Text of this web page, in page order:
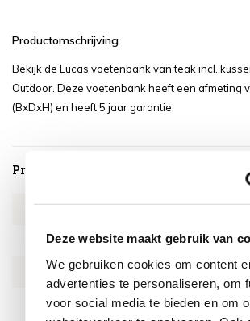
Deze website maakt gebruik van
We gebruiken cookies om content
advertenties te personaliseren, om
voor social media te bieden en om
Productomschrijving
Bekijk de Lucas voetenbank van teak incl.
Outdoor. Deze voetenbank heeft een afmeting
(BxDxH) en heeft 5 jaar garantie.
Productspecificaties
Artikelnummer 4SO17012
SKU 4SO17012
EAN 8720087016801
Lengte 72.5 cm